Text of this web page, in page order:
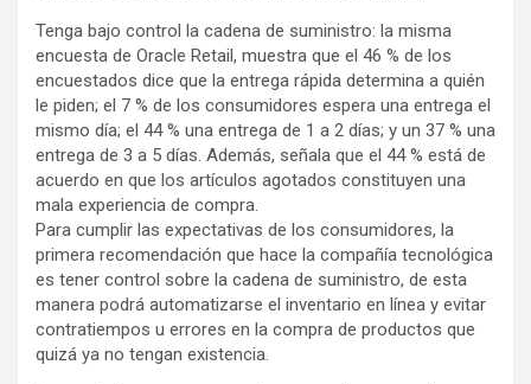
Tenga bajo control la cadena de suministro: la misma
encuesta de Oracle Retail, muestra que el 46 % de los
encuestados dice que la entrega rápida determina a quién
le piden; el 7 % de los consumidores espera una entrega el
mismo día; el 44 % una entrega de 1 a 2 días; y un 37 % una
entrega de 3 a 5 días. Además, señala que el 44 % está de
acuerdo en que los artículos agotados constituyen una
mala experiencia de compra.
Para cumplir las expectativas de los consumidores, la
primera recomendación que hace la compañía tecnológica
es tener control sobre la cadena de suministro, de esta
manera podrá automatizarse el inventario en línea y evitar
contratiempos u errores en la compra de productos que
quizá ya no tengan existencia.